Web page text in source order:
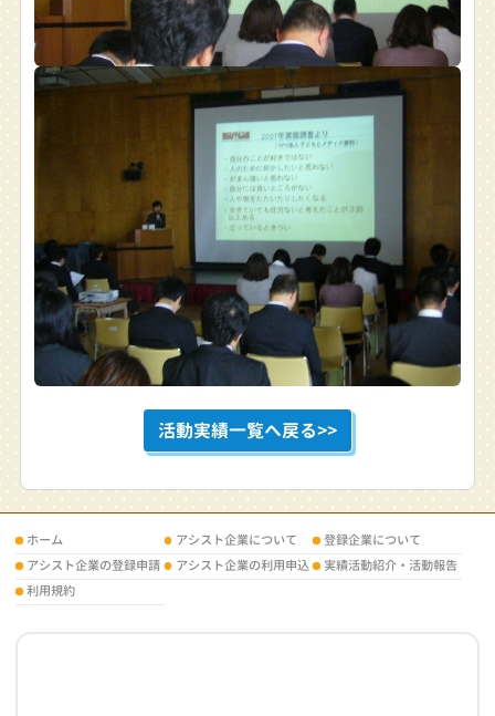
活動実績一覧へ戻る>>
ホーム アシスト企業について
登録企業について
アシスト企業の登録申請
アシスト企業の利用申込
実績活動紹介・活動報告
利用規約